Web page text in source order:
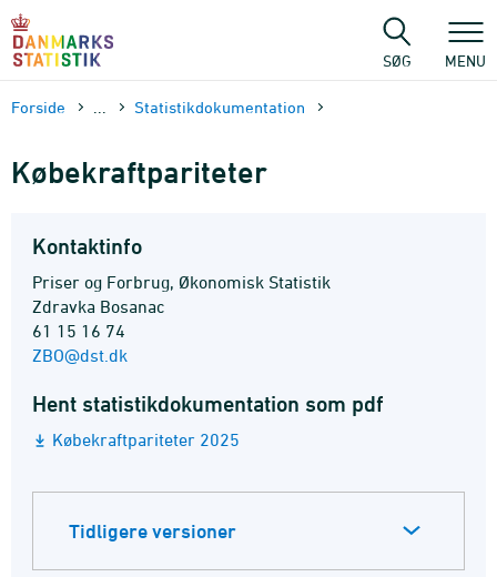
sidens
SØG MENU
Forside Statistik­dokument­ation
Købekraftpariteter
Kontaktinfo
Priser og Forbrug, Økonomisk Statistik
Zdravka Bosanac
61 15 16 74
ZBO@dst.dk
Hent statistikdokumentation som pdf
Købekraftpariteter 2025
Tidligere versioner